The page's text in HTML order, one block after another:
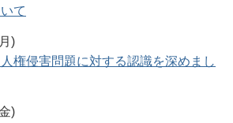
て
)
権侵害問題に対する認識を深めまし
)